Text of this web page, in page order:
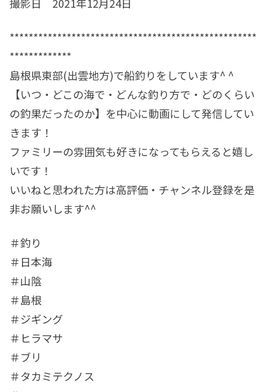
****************************************************
*************
島根県東部(出雲地方)で船釣りをしています^ ^
【いつ・どこの海で・どんな釣り方で・どのくらい
の釣果だったのか】を中心に動画にして発信してい
きます！
ファミリーの雰囲気も好きになってもらえると嬉し
いです！
いいねと思われた方は高評価・チャンネル登録を是
非お願いします^^
＃釣り
＃日本海
＃山陰
＃島根
＃ジギング
＃ヒラマサ
＃ブリ
＃タカミテクノス